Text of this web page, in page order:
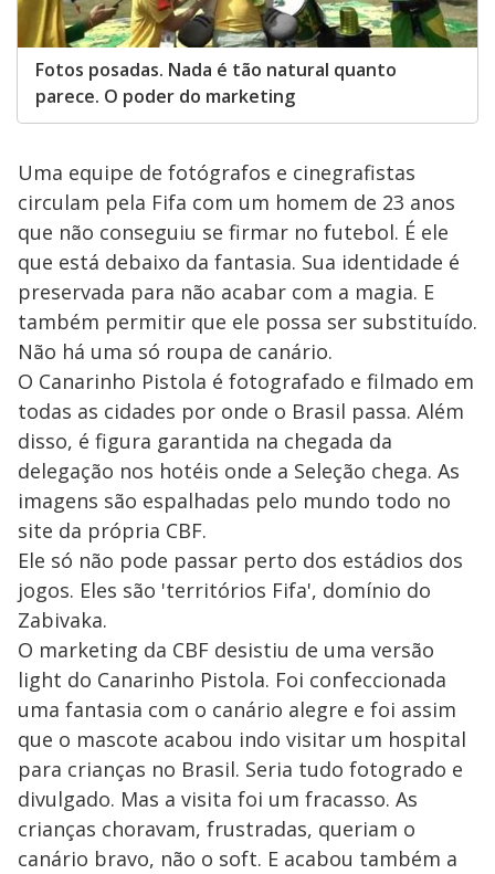
Fotos posadas. Nada é tão natural quanto
parece. O poder do marketing
Uma equipe de fotógrafos e cinegrafistas
circulam pela Fifa com um homem de 23 anos
que não conseguiu se firmar no futebol. É ele
que está debaixo da fantasia. Sua identidade é
preservada para não acabar com a magia. E
também permitir que ele possa ser substituído.
Não há uma só roupa de canário.
O Canarinho Pistola é fotografado e filmado em
todas as cidades por onde o Brasil passa. Além
disso, é figura garantida na chegada da
delegação nos hotéis onde a Seleção chega. As
imagens são espalhadas pelo mundo todo no
site da própria CBF.
Ele só não pode passar perto dos estádios dos
jogos. Eles são 'territórios Fifa', domínio do
Zabivaka.
O marketing da CBF desistiu de uma versão
light do Canarinho Pistola. Foi confeccionada
uma fantasia com o canário alegre e foi assim
que o mascote acabou indo visitar um hospital
para crianças no Brasil. Seria tudo fotogrado e
divulgado. Mas a visita foi um fracasso. As
crianças choravam, frustradas, queriam o
canário bravo, não o soft. E acabou também a